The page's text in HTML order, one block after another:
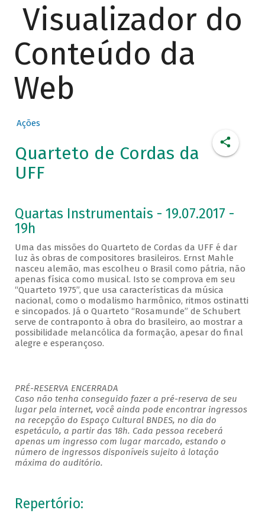
Visualizador do
Conteúdo da
Web
Ações
Quarteto de Cordas da
UFF
Quartas Instrumentais - 19.07.2017 -
19h
Uma das missões do Quarteto de Cordas da UFF é dar
luz às obras de compositores brasileiros. Ernst Mahle
nasceu alemão, mas escolheu o Brasil como pátria, não
apenas física como musical. Isto se comprova em seu
“Quarteto 1975”, que usa características da música
nacional, como o modalismo harmônico, ritmos ostinatti
e sincopados. Já o Quarteto “Rosamunde” de Schubert
serve de contraponto à obra do brasileiro, ao mostrar a
possibilidade melancólica da formação, apesar do final
alegre e esperançoso.
PRÉ-RESERVA ENCERRADA
Caso não tenha conseguido fazer a pré-reserva de seu
lugar pela internet, você ainda pode encontrar ingressos
na recepção do Espaço Cultural BNDES, no dia do
espetáculo, a partir das 18h. Cada pessoa receberá
apenas um ingresso com lugar marcado, estando o
número de ingressos disponíveis sujeito à lotação
máxima do auditório. ​
Repertório: